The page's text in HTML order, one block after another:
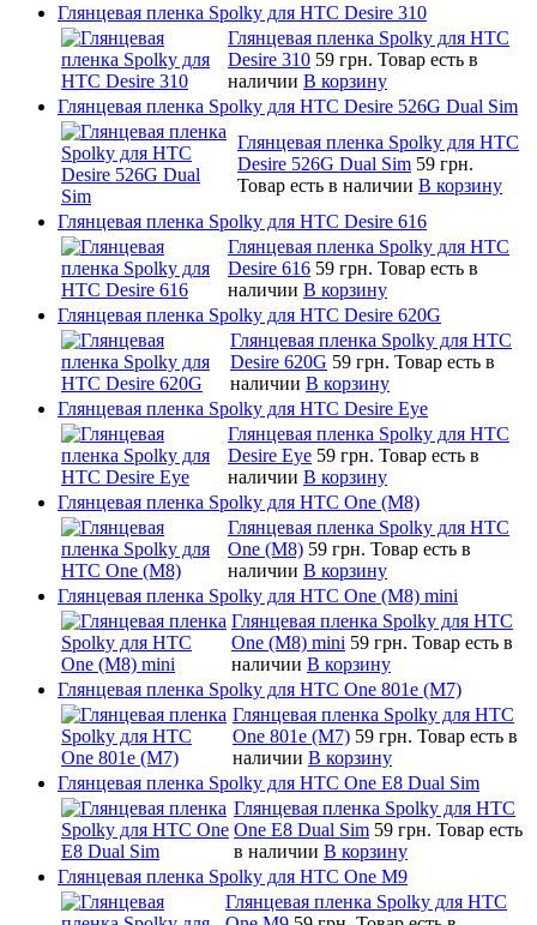
Глянцевая пленка Spolky для HTC Desire 310
Глянцевая пленка Spolky для HTC
Desire 310 59 грн. Товар есть в
наличии В корзину
Глянцевая пленка Spolky для HTC Desire 526G Dual Sim
Глянцевая пленка Spolky для HTC
Desire 526G Dual Sim 59 грн.
Товар есть в наличии В корзину
Глянцевая пленка Spolky для HTC Desire 616
Глянцевая пленка Spolky для HTC
Desire 616 59 грн. Товар есть в
наличии В корзину
Глянцевая пленка Spolky для HTC Desire 620G
Глянцевая пленка Spolky для HTC
Desire 620G 59 грн. Товар есть в
наличии В корзину
Глянцевая пленка Spolky для HTC Desire Eye
Глянцевая пленка Spolky для HTC
Desire Eye 59 грн. Товар есть в
наличии В корзину
Глянцевая пленка Spolky для HTC One (M8)
Глянцевая пленка Spolky для HTC
One (M8) 59 грн. Товар есть в
наличии В корзину
Глянцевая пленка Spolky для HTC One (M8) mini
Глянцевая пленка Spolky для HTC
One (M8) mini 59 грн. Товар есть в
наличии В корзину
Глянцевая пленка Spolky для HTC One 801e (M7)
Глянцевая пленка Spolky для HTC
One 801e (M7) 59 грн. Товар есть в
наличии В корзину
Глянцевая пленка Spolky для HTC One E8 Dual Sim
Глянцевая пленка Spolky для HTC
One E8 Dual Sim 59 грн. Товар есть
в наличии В корзину
Глянцевая пленка Spolky для HTC One M9
Глянцевая пленка Spolky для HTC